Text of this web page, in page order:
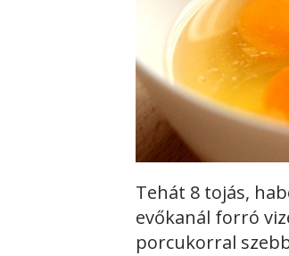
Tehát 8 tojás,
evőkanál forró
porcukorral